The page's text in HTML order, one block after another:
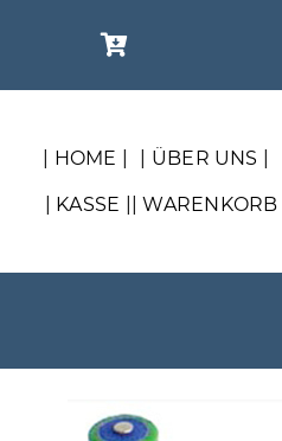
| HOME | | ÜBER UNS |
| KASSE | | WARENKORB |